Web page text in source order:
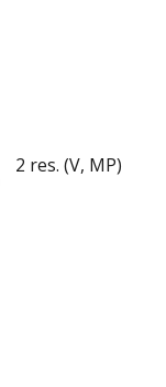
2 res. (V, MP)